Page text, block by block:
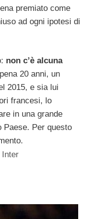
premiato come
ad ogni ipotesi di
non c’è alcuna
20 anni, un
2015, e sia lui
francesi, lo
in una grande
Paese. Per questo
Inter